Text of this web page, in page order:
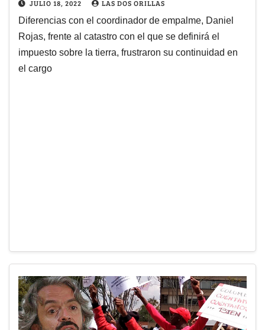
JULIO 18, 2022 LAS DOS ORILLAS
Diferencias con el coordinador de empalme, Daniel
Rojas, frente al catastro con el que se definirá el
impuesto sobre la tierra, frustraron su continuidad en
el cargo